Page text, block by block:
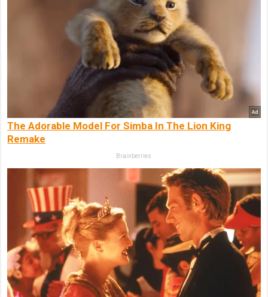
The Adorable Model For Simba In The Lion King
Remake
Brainberries